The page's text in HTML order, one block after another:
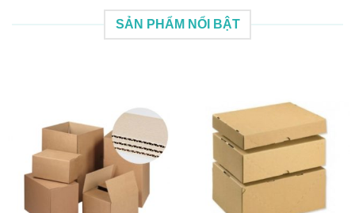
SẢN PHẨM NỔI BẬT